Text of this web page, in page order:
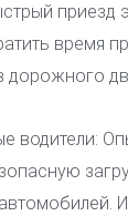
приезд
время
дорожного
водители: